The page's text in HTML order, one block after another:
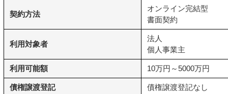
契約方法
オンライン完結型
書面契約
利用対象者
法人
個人事業主
利用可能額 10万円～5000万円
債権譲渡登記 債権譲渡登記なし